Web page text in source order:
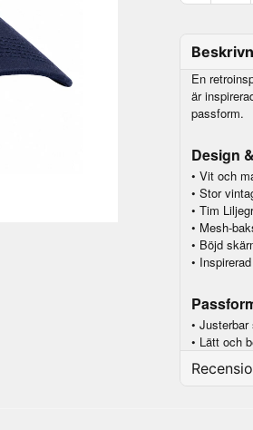
En
är
passform.
Design
• Vit och
• Stor
• Tim
• Mesh-
• Böjd
•
•
• Lätt och